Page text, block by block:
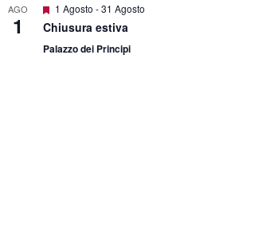
AGO
1
Segnalati
1 Agosto -31 Agosto
Chiusura estiva
Palazzo dei Principi